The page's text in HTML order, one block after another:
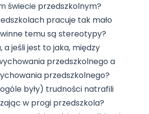
świecie przedszkolnym?
pracuje tak mało
temu są stereotypy?
a jeśli jest to jaka, między
przedszkolnego a
przedszkolnego?
były) trudności natrafili
w progi przedszkola?